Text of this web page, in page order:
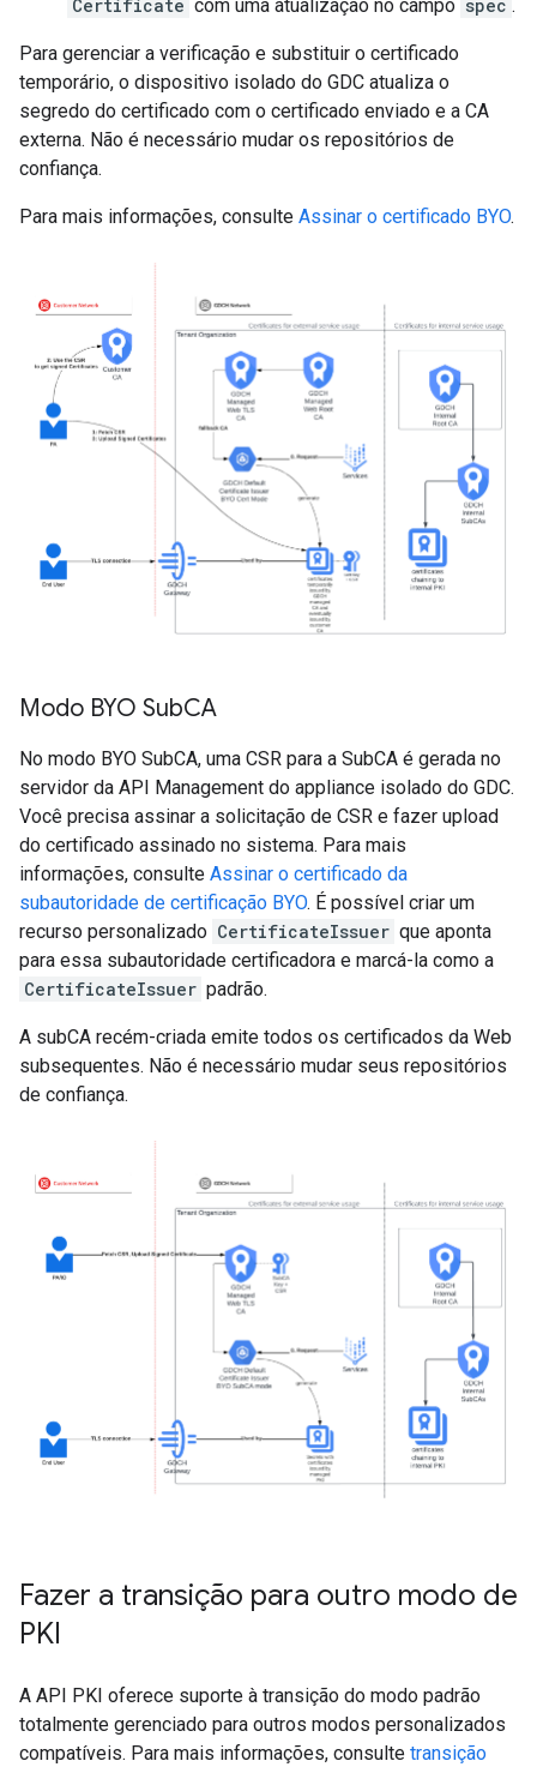
Certificate com uma atualização no campo spec .
Para gerenciar a verificação e substituir o certificado
temporário, o dispositivo isolado do GDC atualiza o
segredo do certificado com o certificado enviado e a CA
externa. Não é necessário mudar os repositórios de
confiança.
Para mais informações, consulte Assinar o certificado BYO.
Modo BYO SubCA
No modo BYO SubCA, uma CSR para a SubCA é gerada no
servidor da API Management do appliance isolado do GDC.
Você precisa assinar a solicitação de CSR e fazer upload
do certificado assinado no sistema. Para mais
informações, consulte Assinar o certificado da
subautoridade de certificação BYO. É possível criar um
recurso personalizado CertificateIssuer que aponta
para essa subautoridade certificadora e marcá-la como a
CertificateIssuer padrão.
A subCA recém-criada emite todos os certificados da Web
subsequentes. Não é necessário mudar seus repositórios
de confiança.
Fazer a transição para outro modo de
PKI
A API PKI oferece suporte à transição do modo padrão
totalmente gerenciado para outros modos personalizados
compatíveis. Para mais informações, consulte transição